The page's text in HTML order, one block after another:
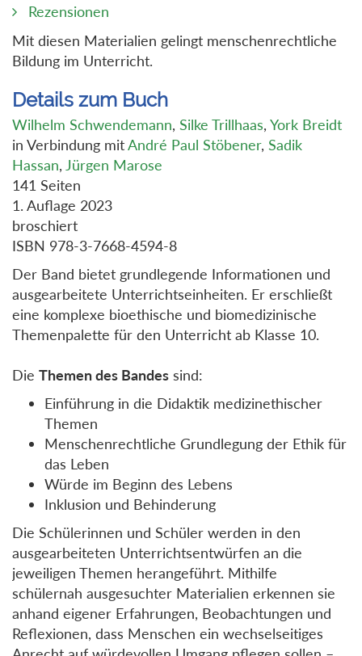
Rezensionen
Mit diesen Materialien gelingt menschenrechtliche
Bildung im Unterricht.
Details zum Buch
Wilhelm Schwendemann, Silke Trillhaas, York Breidt
in Verbindung mitAndré Paul Stöbener, Sadik
Hassan, Jürgen Marose
141 Seiten
1. Auflage 2023
broschiert
ISBN 978-3-7668-4594-8
Der Band bietet grundlegende Informationen und
ausgearbeitete Unterrichtseinheiten. Er erschließt
eine komplexe bioethische und biomedizinische
Themenpalette für den Unterricht ab Klasse 10.
Die Themen des Bandes sind:
Einführung in die Didaktik medizinethischer
Themen
Menschenrechtliche Grundlegung der Ethik für
das Leben
Würde im Beginn des Lebens
Inklusion und Behinderung
Die Schülerinnen und Schüler werden in den
ausgearbeiteten Unterrichtsentwürfen an die
jeweiligen Themen herangeführt. Mithilfe
schülernah ausgesuchter Materialien erkennen sie
anhand eigener Erfahrungen, Beobachtungen und
Reflexionen, dass Menschen ein wechselseitiges